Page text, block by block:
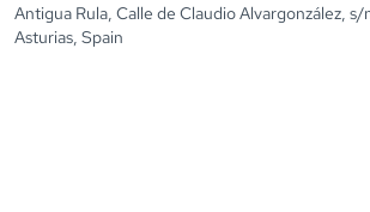
Antigua Rula, Calle de Claudio Alvargonzález, s/
Asturias, Spain